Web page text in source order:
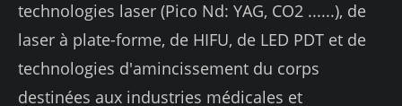
technologies laser (Pico Nd: YAG, CO2 ......), de
laser à plate-forme, de HIFU, de LED PDT et de
technologies d'amincissement du corps
destinées aux industries médicales et